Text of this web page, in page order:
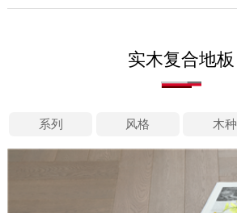
实木复合地板
系列 风格 木种